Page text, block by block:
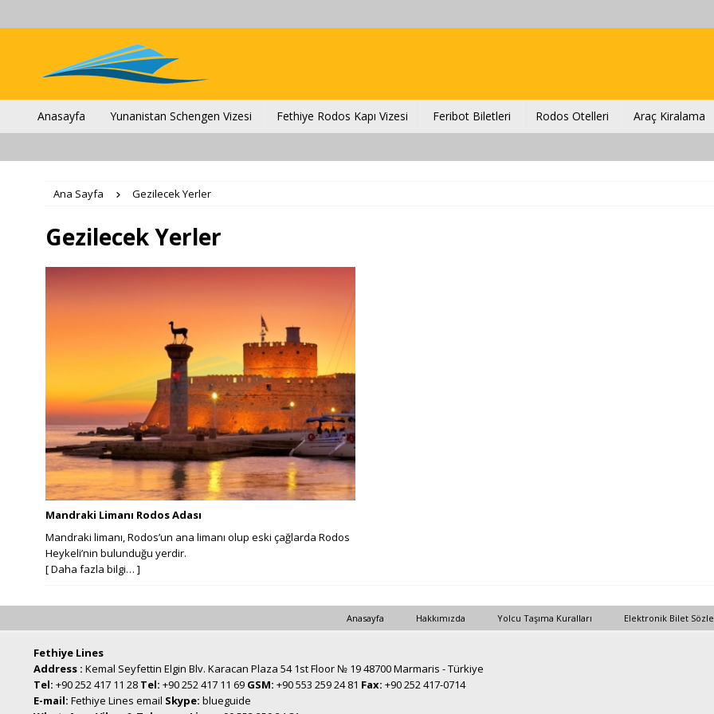
Anasayfa Yunanistan Schengen Vizesi Fethiye Rodos Kapı Vizesi Feribot Biletleri Rodos Otelleri Araç Kiralama
Ana Sayfa Gezilecek Yerler
Gezilecek Yerler
Mandraki Limanı Rodos Adası
Mandraki limanı, Rodos’un ana limanı olup eski çağlarda Rodos
Heykeli’nin bulunduğu yerdir.
[ Daha fazla bilgi… ]
Anasayfa Hakkımızda Yolcu Taşıma Kuralları Elektronik Bilet
Fethiye Lines
Address : Kemal Seyfettin Elgin Blv. Karacan Plaza 54 1st Floor № 19 48700 Marmaris - Türkiye
Tel: +90 252 417 11 28 Tel: +90 252 417 11 69 GSM: +90 553 259 24 81 Fax: +90 252 417-0714
E-mail: Fethiye Lines email Skype: blueguide